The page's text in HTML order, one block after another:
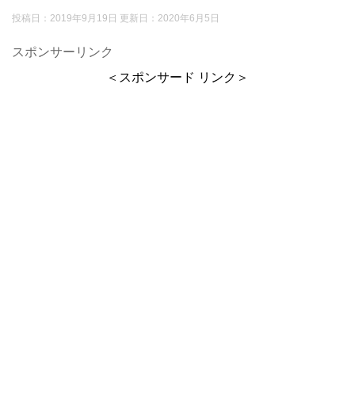
投稿日：2019年9月19日 更新日： 2020年6月5日
スポンサーリンク
＜スポンサード リンク＞